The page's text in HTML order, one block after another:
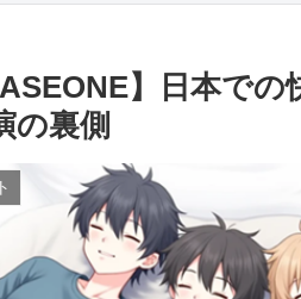
】日本で
の裏側